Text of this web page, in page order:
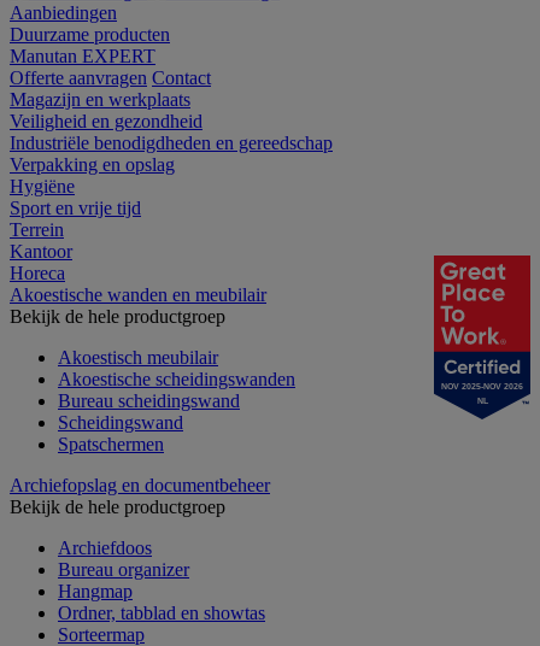
Aanbiedingen
Duurzame producten
Manutan EXPERT
Offerte aanvragen Contact
Magazijn en werkplaats
Veiligheid en gezondheid
Industriële benodigdheden en gereedschap
Verpakking en opslag
Hygiëne
Sport en vrije tijd
Terrein
Kantoor
Horeca
Akoestische wanden en meubilair
Bekijk de hele productgroep
Akoestisch meubilair
Akoestische scheidingswanden
Bureau scheidingswand
Scheidingswand
Spatschermen
Archiefopslag en documentbeheer
Bekijk de hele productgroep
Archiefdoos
Bureau organizer
Hangmap
Ordner, tabblad en showtas
Sorteermap
NOV 2025-NOV 2026
NL